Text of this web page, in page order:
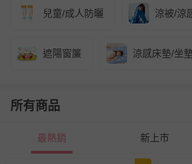
兒童/成人防曬 涼被/涼
遮陽窗簾 涼感床墊/坐
所有商品
最熱銷 新上市